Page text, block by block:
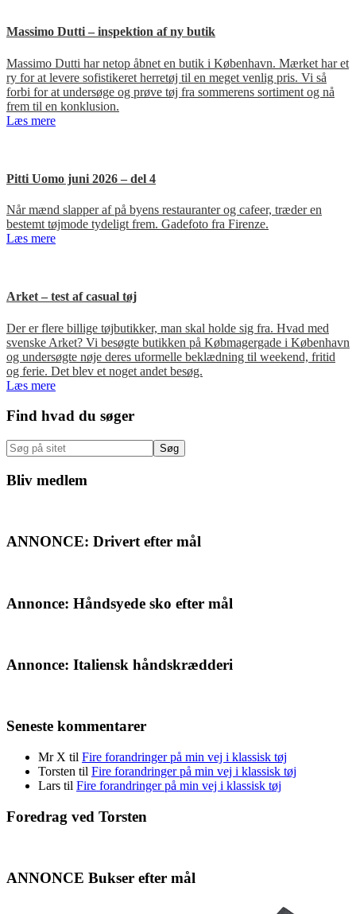
Massimo Dutti – inspektion af ny butik
Massimo Dutti har netop åbnet en butik i København. Mærket har et
ry for at levere sofistikeret herretøj til en meget venlig pris. Vi så
forbi for at undersøge og prøve tøj fra sommerens sortiment og nå
frem til en konklusion.
Læs mere
Pitti Uomo juni 2026 – del 4
Når mænd slapper af på byens restauranter og cafeer, træder en
bestemt tøjmode tydeligt frem. Gadefoto fra Firenze.
Læs mere
Arket – test af casual tøj
Der er flere billige tøjbutikker, man skal holde sig fra. Hvad med
svenske Arket? Vi besøgte butikken på Købmagergade i København
og undersøgte nøje deres uformelle beklædning til weekend, fritid
og ferie. Det blev et noget andet besøg.
Læs mere
Primær
Sidebar
Find hvad du søger
Søg
på
sitet
Bliv medlem
ANNONCE: Drivert efter mål
Annonce: Håndsyede sko efter mål
Annonce: Italiensk håndskrædderi
Seneste kommentarer
Mr X til Fire forandringer på min vej i klassisk tøj
Torsten til Fire forandringer på min vej i klassisk tøj
Lars til Fire forandringer på min vej i klassisk tøj
Foredrag ved Torsten
ANNONCE Bukser efter mål